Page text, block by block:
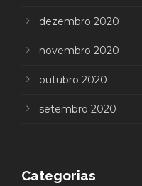
dezembro 2020
novembro 2020
outubro 2020
setembro 2020
Categorias